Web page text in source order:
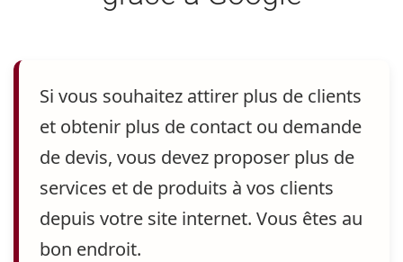
Si vous souhaitez attirer plus de clients
et obtenir plus de contact ou demande
de devis, vous devez proposer plus de
services et de produits à vos clients
depuis votre site internet. Vous êtes au
bon endroit.